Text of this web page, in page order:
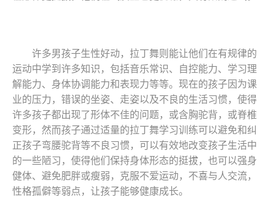
许多男孩子生性好动，拉丁舞则能让他们在有规律的
运动中学到许多知识，包括音乐常识、自控能力、学习理
解能力、身体协调能力和表现力等等。现在的孩子因为课
业的压力，错误的坐姿、走姿以及不良的生活习惯，使得
许多孩子都出现了形体不佳的问题，或含胸驼背，或脊椎
变形，然而孩子通过适量的拉丁舞学习训练可以避免和纠
正孩子弯腰驼背等不良习惯，可以有效地改变孩子生活中
的一些陋习，使得他们保持身体形态的挺拔，也可以强身
健体、避免肥胖或瘦弱，克服不爱运动，不喜与人交流，
性格孤僻等弱点，让孩子能够健康成长。